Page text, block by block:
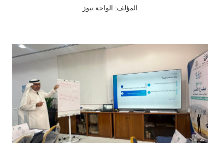
المؤلف: الواحة نيوز